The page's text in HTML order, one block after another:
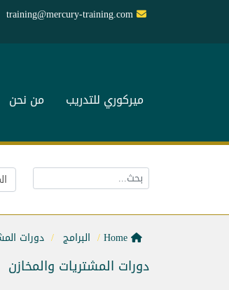
training@mercury-training.com
ميركوري للتدريب من نحن
البرامج دورات
دورات المشتريات والمخازن